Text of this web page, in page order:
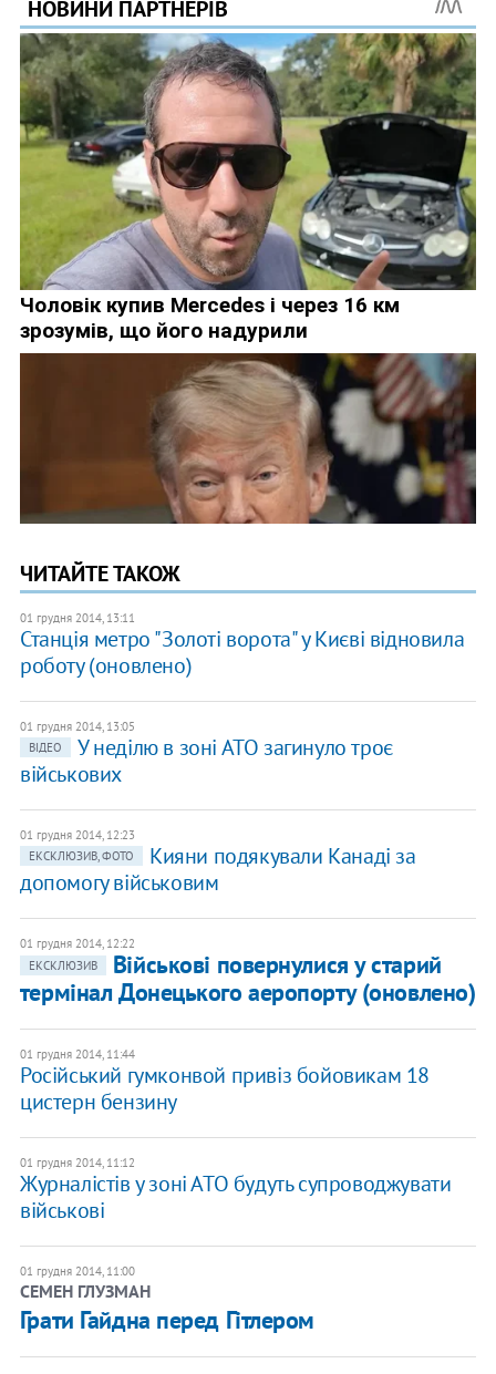
ЧИТАЙТЕ ТАКОЖ
01 грудня 2014, 13:11
Станція метро "Золоті ворота" у Києві відновила
роботу (оновлено)
01 грудня 2014, 13:05
ВІДЕО
У неділю в зоні АТО загинуло троє
військових
01 грудня 2014, 12:23
ЕКСКЛЮЗИВ, ФОТО
Кияни подякували Канаді за
допомогу військовим
01 грудня 2014, 12:22
ЕКСКЛЮЗИВ
Військові повернулися у старий
термінал Донецького аеропорту (оновлено)
01 грудня 2014, 11:44
Російський гумконвой привіз бойовикам 18
цистерн бензину
01 грудня 2014, 11:12
Журналістів у зоні АТО будуть супроводжувати
військові
01 грудня 2014, 11:00
СЕМЕН ГЛУЗМАН
Грати Гайдна перед Гітлером